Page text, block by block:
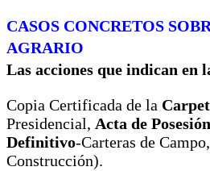
CASOS CONCRETOS
AGRARIO
Las acciones que indican
Copia Certificada de la
Presidencial, Acta de Posesión
Definitivo-Carteras de
Construcción).